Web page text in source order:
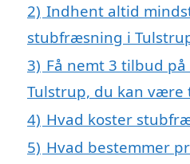
2) Indhent altid
stubfræsning i
3) Få nemt 3 tilbud
Tulstrup, du kan være
4) Hvad koster
5) Hvad bestemmer